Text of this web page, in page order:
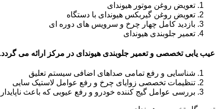
تعویض روغن موتور هیوندای
تعویض روغن گیربکس هیوندای با دستگاه
بازدید کامل چهار چرخ و سرویس های دوره ای
تعمیر جلوبندی هیوندای
عیب یابی تخصصی و تعمیر جلوبندی هیوندای در مرکز ارائه می گردد.
شناسایی و رفع تمامی صداهای اضافی سیستم تعلیق
تنظیمات تخصصی زوایای چرخ و رفع عوامل لاستیک سایی
بررسی عوامل گیج کننده خودرو و رفع عیوبی که باعث